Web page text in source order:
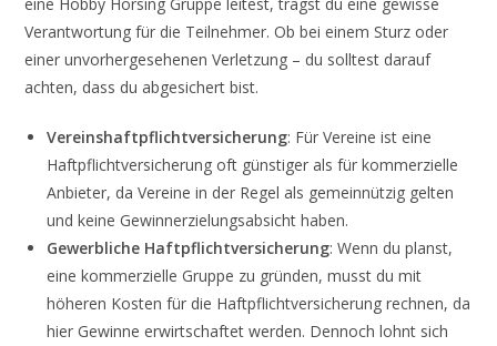
Verantwortung für die Teilnehmer. Ob bei einem Sturz oder
einer unvorhergesehenen Verletzung – du solltest darauf
achten, dass du abgesichert bist.
Vereinshaftpflichtversicherung: Für Vereine ist eine
Haftpflichtversicherung oft günstiger als für kommerzielle
Anbieter, da Vereine in der Regel als gemeinnützig gelten
und keine Gewinnerzielungsabsicht haben.
Gewerbliche Haftpflichtversicherung: Wenn du planst,
eine kommerzielle Gruppe zu gründen, musst du mit
höheren Kosten für die Haftpflichtversicherung rechnen, da
hier Gewinne erwirtschaftet werden. Dennoch lohnt sich